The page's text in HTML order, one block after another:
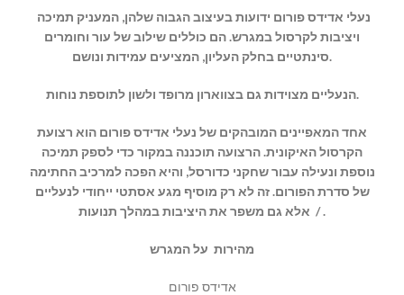
ויציבות לקרסול במגרש. הם כוללים שילוב של עור וחומרים
סינתטיים בחלק העליון, המציעים עמידות ונושם.
הנעליים מצוידות גם בצווארון מרופד ולשון לתוספת נוחות.
אחד המאפיינים המובהקים של נעלי אדידס פורום הוא רצועת
הקרסול האיקונית. הרצועה תוכננה במקור כדי לספק תמיכה
נוספת ונעילה עבור שחקני כדורסל, והיא הפכה למרכיב החתימה
של סדרת הפורום. זה לא רק מוסיף מגע אסתטי ייחודי לנעליים
אלא גם משפר את היציבות במהלך תנועות / .
מהירות על המגרש
אדידס פורום